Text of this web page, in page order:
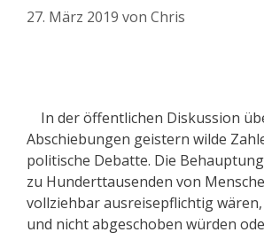
27. März 2019 von Chris
In der öffentlichen Diskussion
Abschiebungen geistern wilde
politische Debatte. Die
zu Hunderttausenden von
vollziehbar ausreisepflichtig
und nicht abgeschoben würden